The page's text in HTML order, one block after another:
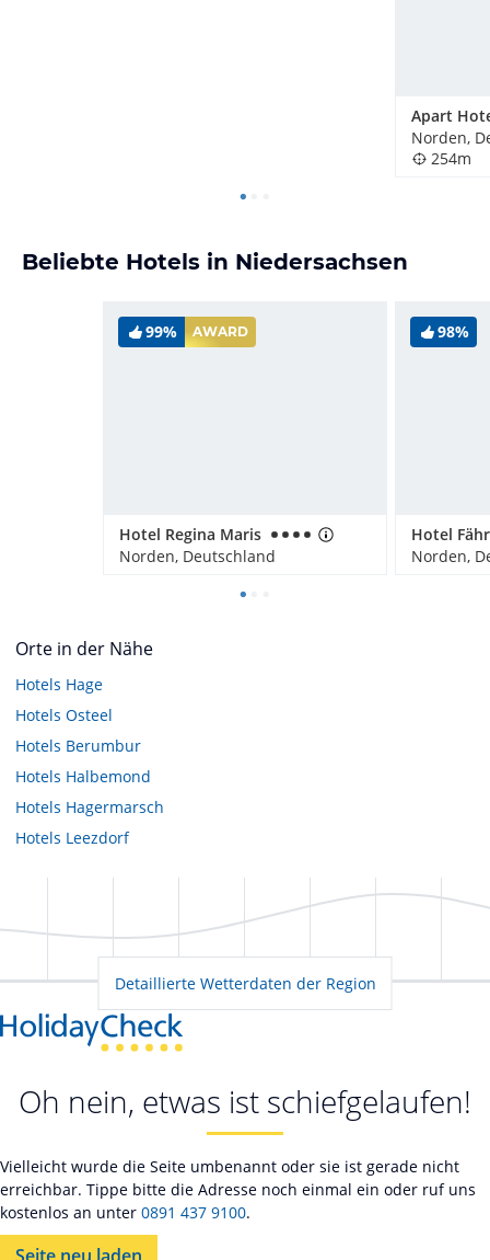
Apart
Norden,
254m
Beliebte Hotels in Niedersachsen
99% AWARD
Hotel Regina Maris
Norden, Deutschland
98%
Hotel
Norden,
Orte in der Nähe
Hotels Hage
Hotels Osteel
Hotels Berumbur
Hotels Halbemond
Hotels Hagermarsch
Hotels Leezdorf
Detaillierte Wetterdaten der Region
Oh nein, etwas ist schiefgelaufen!
Vielleicht wurde die Seite umbenannt oder sie ist gerade nicht
erreichbar. Tippe bitte die Adresse noch einmal ein oder ruf uns
kostenlos an unter 0891 437 9100.